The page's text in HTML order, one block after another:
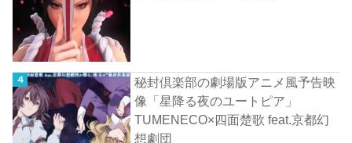
秘封倶楽部の劇場版アニメ風予告映
像「星降る夜のユートピア」
TUMENECO×四面楚歌 feat.京都幻
想劇団